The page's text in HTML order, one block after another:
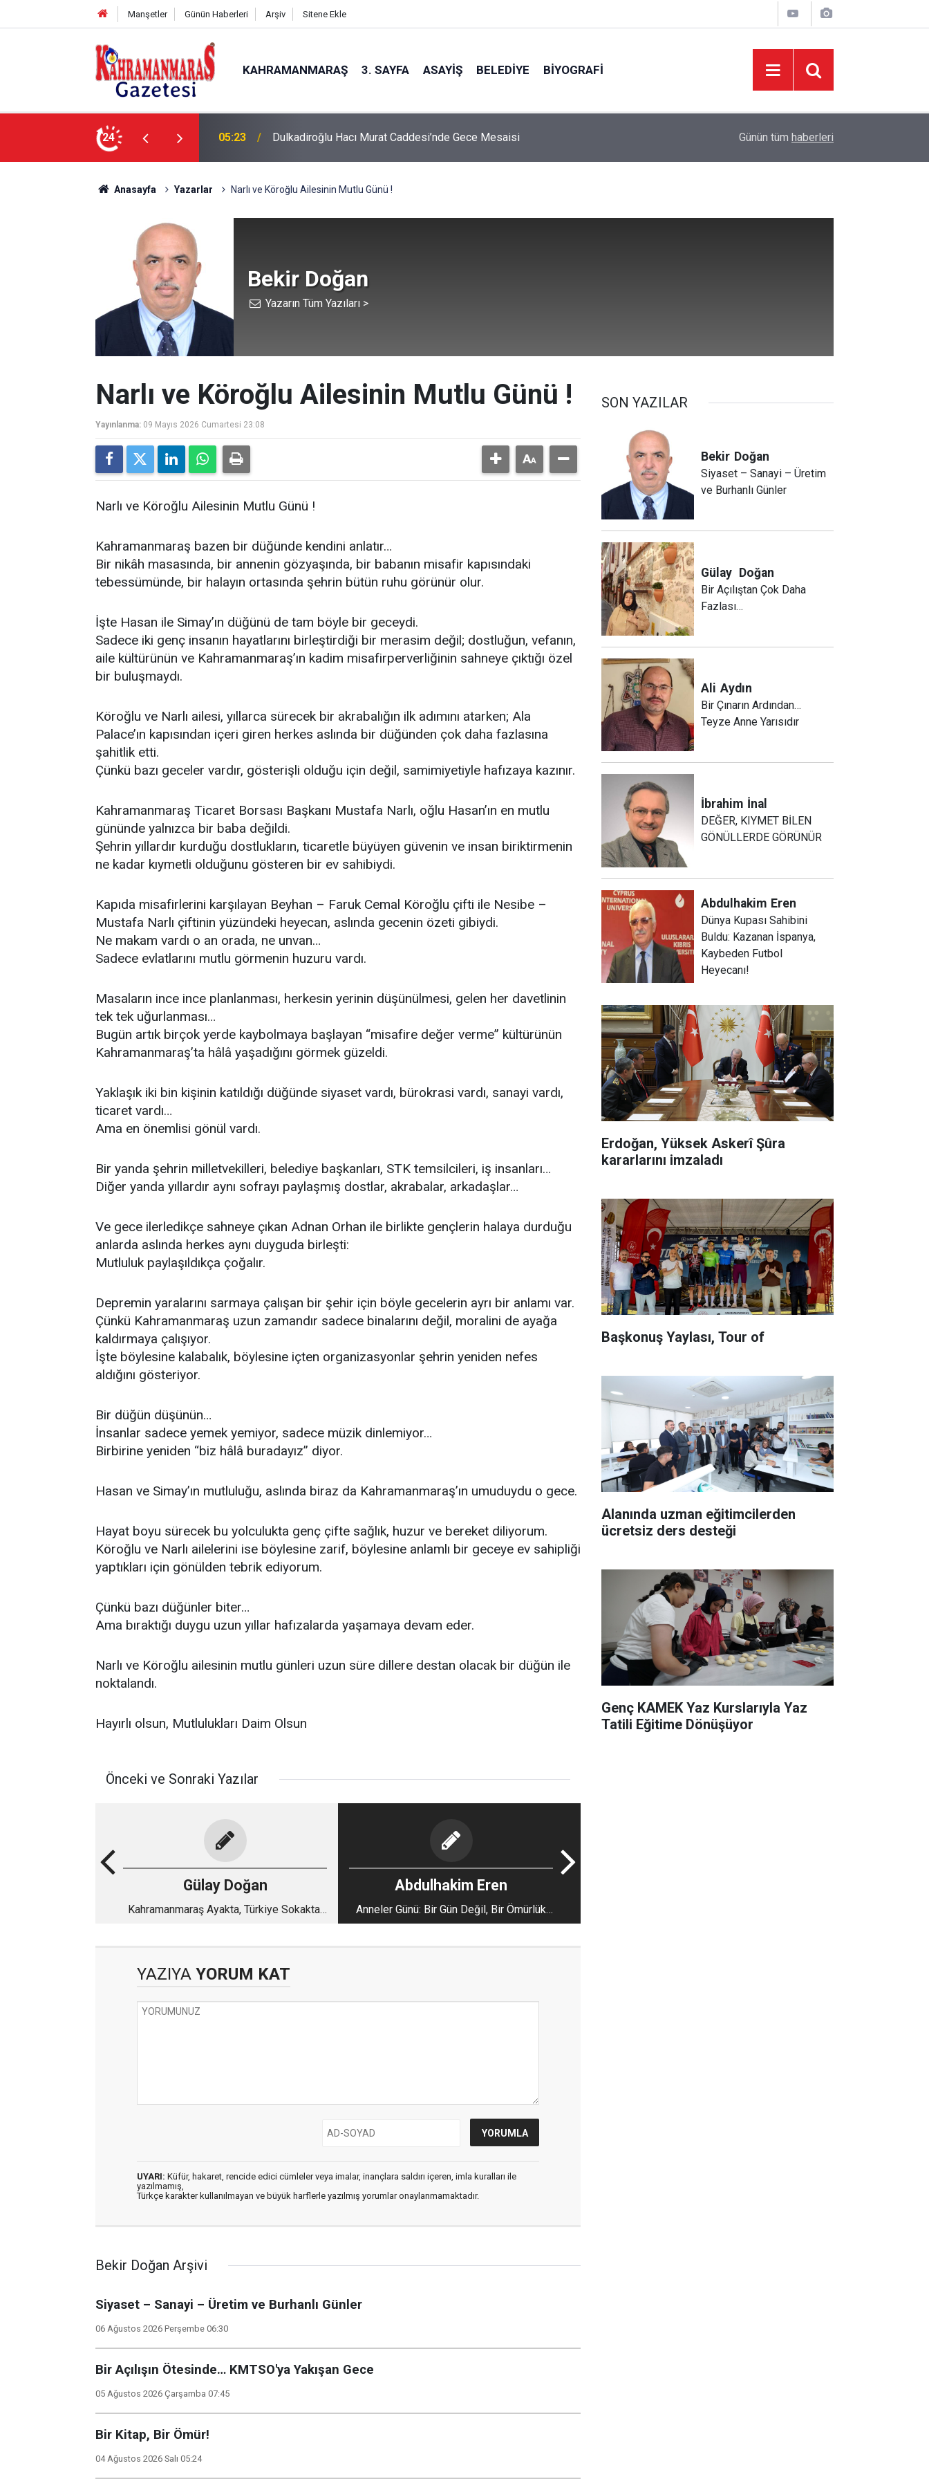
Manşetler Günün Haberleri Arşiv Sitene Ekle
KAHRAMANMARAŞ 3. SAYFA ASAYIŞ BELEDIYE BIYOGRAFI
24 05:18
MAHALLESİ SAKİNLERİYLE BULUŞTU
Başkonuş Yaylası, Tour of
Günün tüm haberleri
Anasayfa Yazarlar Narlı ve Köroğlu Ailesinin Mutlu Günü !
Bekir Doğan
Yazarın Tüm Yazıları >
Narlı ve Köroğlu Ailesinin Mutlu Günü !
Yayınlanma: 09 Mayıs 2026 Cumartesi 23:08
Narlı ve Köroğlu Ailesinin Mutlu Günü !
Kahramanmaraş bazen bir düğünde kendini anlatır…
Bir nikâh masasında, bir annenin gözyaşında, bir babanın misafir kapısındaki
tebessümünde, bir halayın ortasında şehrin bütün ruhu görünür olur.
İşte Hasan ile Simay’ın düğünü de tam böyle bir geceydi.
Sadece iki genç insanın hayatlarını birleştirdiği bir merasim değil; dostluğun, vefanın,
aile kültürünün ve Kahramanmaraş’ın kadim misafirperverliğinin sahneye çıktığı özel
bir buluşmaydı.
Köroğlu ve Narlı ailesi, yıllarca sürecek bir akrabalığın ilk adımını atarken; Ala
Palace’ın kapısından içeri giren herkes aslında bir düğünden çok daha fazlasına
şahitlik etti.
Çünkü bazı geceler vardır, gösterişli olduğu için değil, samimiyetiyle hafızaya kazınır.
Kahramanmaraş Ticaret Borsası Başkanı Mustafa Narlı, oğlu Hasan’ın en mutlu
gününde yalnızca bir baba değildi.
Şehrin yıllardır kurduğu dostlukların, ticaretle büyüyen güvenin ve insan biriktirmenin
ne kadar kıymetli olduğunu gösteren bir ev sahibiydi.
Kapıda misafirlerini karşılayan Beyhan – Faruk Cemal Köroğlu çifti ile Nesibe –
Mustafa Narlı çiftinin yüzündeki heyecan, aslında gecenin özeti gibiydi.
Ne makam vardı o an orada, ne unvan…
Sadece evlatlarını mutlu görmenin huzuru vardı.
Masaların ince ince planlanması, herkesin yerinin düşünülmesi, gelen her davetlinin
tek tek uğurlanması…
Bugün artık birçok yerde kaybolmaya başlayan “misafire değer verme” kültürünün
Kahramanmaraş’ta hâlâ yaşadığını görmek güzeldi.
Yaklaşık iki bin kişinin katıldığı düğünde siyaset vardı, bürokrasi vardı, sanayi vardı,
ticaret vardı…
Ama en önemlisi gönül vardı.
Bir yanda şehrin milletvekilleri, belediye başkanları, STK temsilcileri, iş insanları…
Diğer yanda yıllardır aynı sofrayı paylaşmış dostlar, akrabalar, arkadaşlar…
Ve gece ilerledikçe sahneye çıkan Adnan Orhan ile birlikte gençlerin halaya durduğu
anlarda aslında herkes aynı duyguda birleşti:
Mutluluk paylaşıldıkça çoğalır.
Depremin yaralarını sarmaya çalışan bir şehir için böyle gecelerin ayrı bir anlamı var.
Çünkü Kahramanmaraş uzun zamandır sadece binalarını değil, moralini de ayağa
kaldırmaya çalışıyor.
İşte böylesine kalabalık, böylesine içten organizasyonlar şehrin yeniden nefes
aldığını gösteriyor.
Bir düğün düşünün…
İnsanlar sadece yemek yemiyor, sadece müzik dinlemiyor…
Birbirine yeniden “biz hâlâ buradayız” diyor.
Hasan ve Simay’ın mutluluğu, aslında biraz da Kahramanmaraş’ın umuduydu o gece.
Hayat boyu sürecek bu yolculukta genç çifte sağlık, huzur ve bereket diliyorum.
Köroğlu ve Narlı ailelerini ise böylesine zarif, böylesine anlamlı bir geceye ev sahipliği
yaptıkları için gönülden tebrik ediyorum.
Çünkü bazı düğünler biter…
Ama bıraktığı duygu uzun yıllar hafızalarda yaşamaya devam eder.
Narlı ve Köroğlu ailesinin mutlu günleri uzun süre dillere destan olacak bir düğün ile
noktalandı.
Hayırlı olsun, Mutlulukları Daim Olsun
Önceki ve Sonraki Yazılar
Gülay Doğan
Kahramanmaraş Ayakta, Türkiye Sokakta:
Abdulhakim Eren
Anneler Günü: Bir Gün Değil, Bir Ömürlük
Emektir
YAZIYA YORUM KAT
UYARI: Küfür, hakaret, rencide edici cümleler veya imalar, inançlara saldırı içeren, imla kuralları ile
yazılmamış,
Türkçe karakter kullanılmayan ve büyük harflerle yazılmış yorumlar onaylanmamaktadır.
Bekir Doğan Arşivi
Siyaset – Sanayi – Üretim ve Burhanlı Günler
06 Ağustos 2026 Perşembe 06:30
Bir Açılışın Ötesinde… KMTSO'ya Yakışan Gece
05 Ağustos 2026 Çarşamba 07:45
Bir Kitap, Bir Ömür!
04 Ağustos 2026 Salı 05:24
SON YAZILAR
Bekir Doğan
Siyaset – Sanayi – Üretim
ve Burhanlı Günler
Gülay Doğan
Bir Açılıştan Çok Daha
Fazlası…
Ali Aydın
Bir Çınarın Ardından…
Teyze Anne Yarısıdır
İbrahim İnal
DEĞER, KIYMET BİLEN
GÖNÜLLERDE GÖRÜNÜR
Abdulhakim Eren
Dünya Kupası Sahibini
Buldu: Kazanan İspanya,
Kaybeden Futbol
Heyecanı!
Erdoğan, Yüksek Askerî Şûra
kararlarını imzaladı
Başkonuş Yaylası, Tour of
Alanında uzman eğitimcilerden
ücretsiz ders desteği
Genç KAMEK Yaz Kurslarıyla Yaz
Tatili Eğitime Dönüşüyor